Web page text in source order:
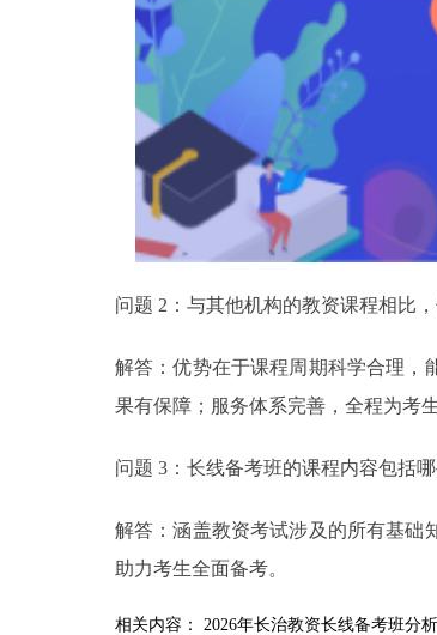
问题 2：与其他机构的教资课程相比
解答：优势在于课程周期科学合理，
果有保障；服务体系完善，全程为考
问题 3：长线备考班的课程内容包括哪
解答：涵盖教资考试涉及的所有基础
助力考生全面备考。
相关内容： 2026年长治教资长线备考班分析